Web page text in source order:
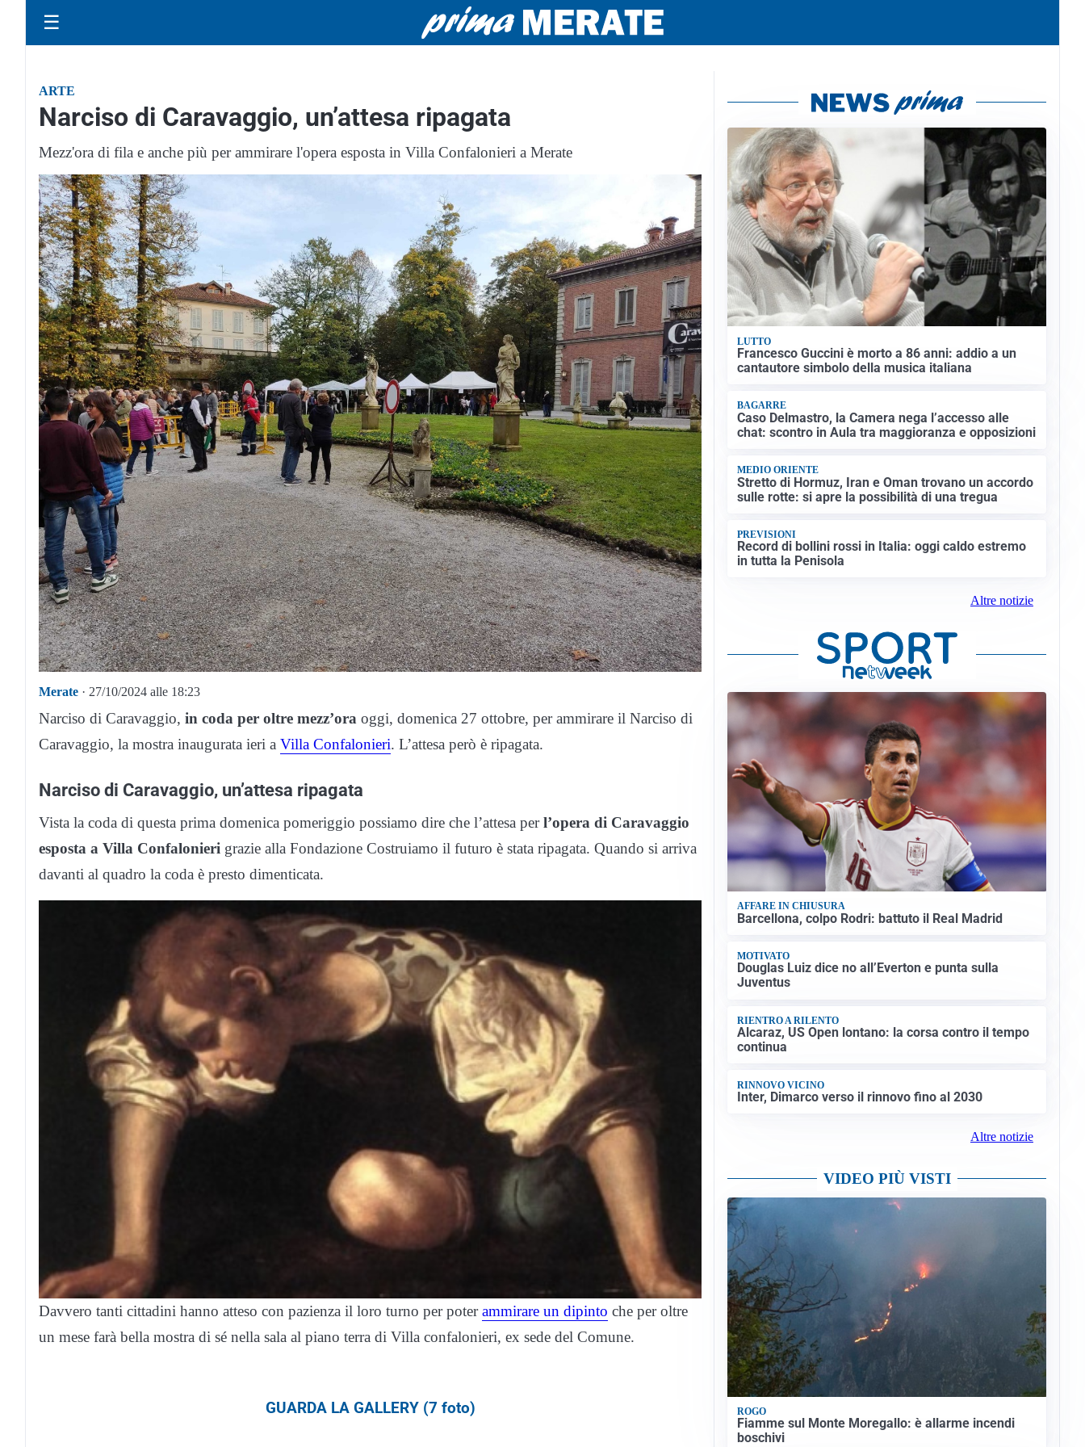
☰
ARTE
Narciso di Caravaggio, un’attesa ripagata
Mezz'ora di fila e anche più per ammirare l'opera esposta in Villa Confalonieri a Merate
Merate · 27/10/2024 alle 18:23
Narciso di Caravaggio, in coda per oltre mezz’ora oggi, domenica 27 ottobre, per ammirare il Narciso di
Caravaggio, la mostra inaugurata ieri a Villa Confalonieri. L’attesa però è ripagata.
Narciso di Caravaggio, un’attesa ripagata
Vista la coda di questa prima domenica pomeriggio possiamo dire che l’attesa perl’opera di Caravaggio
esposta a Villa Confalonieri grazie alla Fondazione Costruiamo il futuro è stata ripagata. Quando si arriva
davanti al quadro la coda è presto dimenticata.
Davvero tanti cittadini hanno atteso con pazienza il loro turno per poterammirare un dipinto che per oltre
un mese farà bella mostra di sé nella sala al piano terra di Villa confalonieri, ex sede del Comune.
GUARDA LA GALLERY (7 foto)
LUTTO
Francesco Guccini è morto a 86 anni: addio a un
cantautore simbolo della musica italiana
BAGARRE
Caso Delmastro, la Camera nega l’accesso alle
chat: scontro in Aula tra maggioranza e opposizioni
MEDIO ORIENTE
Stretto di Hormuz, Iran e Oman trovano un accordo
sulle rotte: si apre la possibilità di una tregua
PREVISIONI
Record di bollini rossi in Italia: oggi caldo estremo
in tutta la Penisola
Altre notizie
AFFARE IN CHIUSURA
Barcellona, colpo Rodri: battuto il Real Madrid
MOTIVATO
Douglas Luiz dice no all’Everton e punta sulla
Juventus
RIENTRO A RILENTO
Alcaraz, US Open lontano: la corsa contro il tempo
continua
RINNOVO VICINO
Inter, Dimarco verso il rinnovo fino al 2030
Altre notizie
VIDEO PIÙ VISTI
ROGO
Fiamme sul Monte Moregallo: è allarme incendi
boschivi